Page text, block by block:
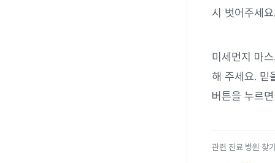
시 벗어주세
미세먼지 마
해 주세요. 믿
버튼을 누르
관련 진료 병원 찾